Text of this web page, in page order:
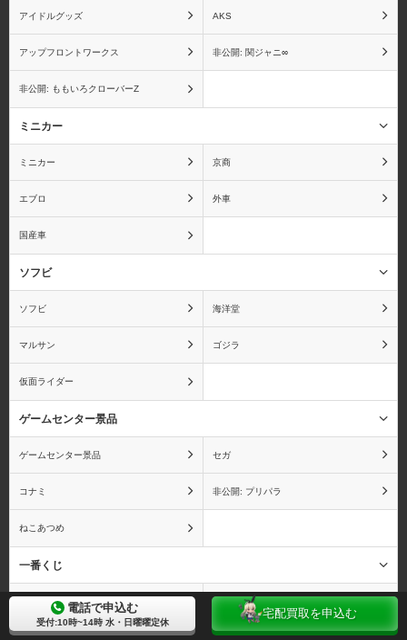
アイドルグッズ AKS
アップフロントワークス 非公開: 関ジャニ∞
非公開: ももいろクローバーZ
ミニカー
ミニカー 京商
エブロ 外車
国産車
ソフビ
ソフビ 海洋堂
マルサン ゴジラ
仮面ライダー
ゲームセンター景品
ゲームセンター景品 セガ
コナミ 非公開: プリパラ
ねこあつめ
一番くじ
一番くじ アイドルマスター(一番くじ)
銀魂(一番くじ) ジョジョの奇妙な冒険(一番くじ)
電話で申込む
受付:10時~14時 水・日曜曜定休
宅配買取を申込む